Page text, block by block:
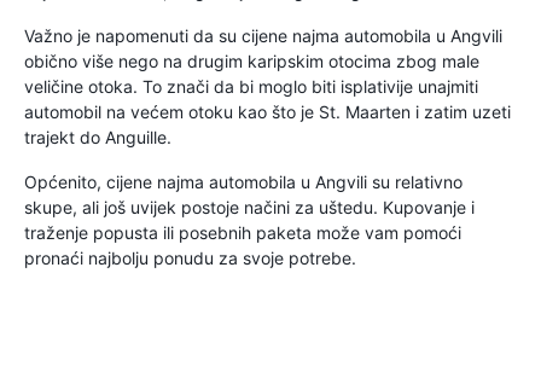
Važno je napomenuti da su cijene najma automobila u Angvili
obično više nego na drugim karipskim otocima zbog male
veličine otoka. To znači da bi moglo biti isplativije unajmiti
automobil na većem otoku kao što je St. Maarten i zatim uzeti
trajekt do Anguille.
Općenito, cijene najma automobila u Angvili su relativno
skupe, ali još uvijek postoje načini za uštedu. Kupovanje i
traženje popusta ili posebnih paketa može vam pomoći
pronaći najbolju ponudu za svoje potrebe.